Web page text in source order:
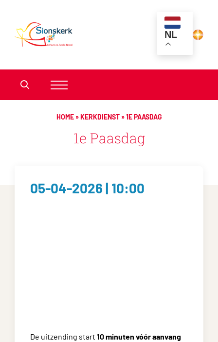
NL
HOME»KERKDIENST»1E PAASDAG
1e Paasdag
05-04-2026 | 10:00
De uitzending start 10 minuten vóór aanvang